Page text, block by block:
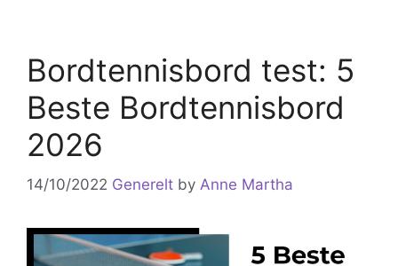
Bordtennisbord test: 5
Beste Bordtennisbord
2026
14/10/2022 Generelt by Anne Martha